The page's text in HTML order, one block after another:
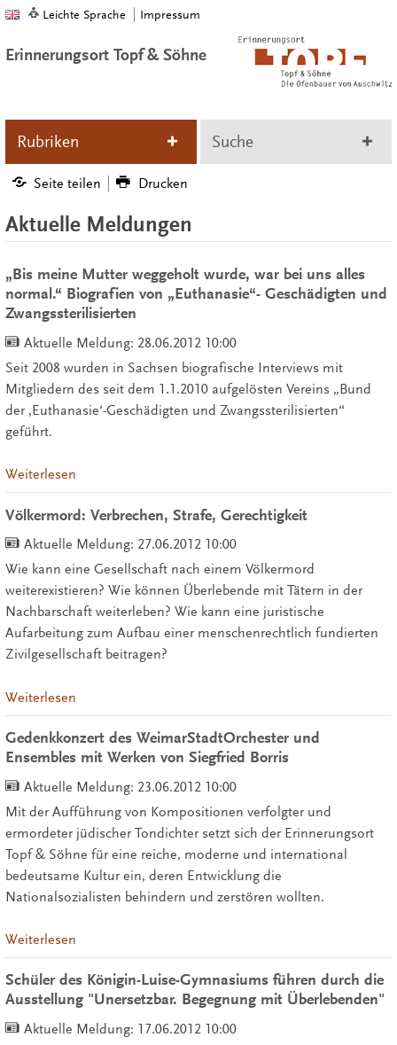
Leichte Sprache Impressum
Erinnerungsort Topf & Söhne
Rubriken Suche
Seite teilen Drucken
Aktuelle Meldungen
„Bis meine Mutter weggeholt wurde, war bei uns alles
normal.“ Biografien von „Euthanasie“- Geschädigten und
Zwangssterilisierten
Aktuelle Meldung: 28.06.2012 10:00
Seit 2008 wurden in Sachsen biografische Interviews mit
Mitgliedern des seit dem 1.1.2010 aufgelösten Vereins „Bund
der ‚Euthanasie‘-Geschädigten und Zwangssterilisierten“
geführt.
Weiterlesen
Völkermord: Verbrechen, Strafe, Gerechtigkeit
Aktuelle Meldung: 27.06.2012 10:00
Wie kann eine Gesellschaft nach einem Völkermord
weiterexistieren? Wie können Überlebende mit Tätern in der
Nachbarschaft weiterleben? Wie kann eine juristische
Aufarbeitung zum Aufbau einer menschenrechtlich fundierten
Zivilgesellschaft beitragen?
Weiterlesen
Gedenkkonzert des WeimarStadtOrchester und
Ensembles mit Werken von Siegfried Borris
Aktuelle Meldung: 23.06.2012 10:00
Mit der Aufführung von Kompositionen verfolgter und
ermordeter jüdischer Tondichter setzt sich der Erinnerungsort
Topf & Söhne für eine reiche, moderne und international
bedeutsame Kultur ein, deren Entwicklung die
Nationalsozialisten behindern und zerstören wollten.
Weiterlesen
Schüler des Königin-Luise-Gymnasiums führen durch die
Ausstellung "Unersetzbar. Begegnung mit Überlebenden"
Aktuelle Meldung: 17.06.2012 10:00